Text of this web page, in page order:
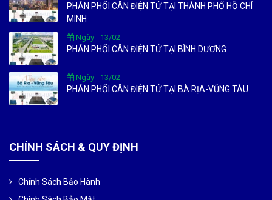
PHÂN PHỐI CÂN ĐIỆN TỬ TẠI THÀNH PHỐ HỒ CHÍ
MINH
Ngày - 13/02
PHÂN PHỐI CÂN ĐIỆN TỬ TẠI BÌNH DƯƠNG
Ngày - 13/02
PHÂN PHỐI CÂN ĐIỆN TỬ TẠI BÀ RỊA-VŨNG TÀU
CHÍNH SÁCH & QUY ĐỊNH
Chính Sách Bảo Hành